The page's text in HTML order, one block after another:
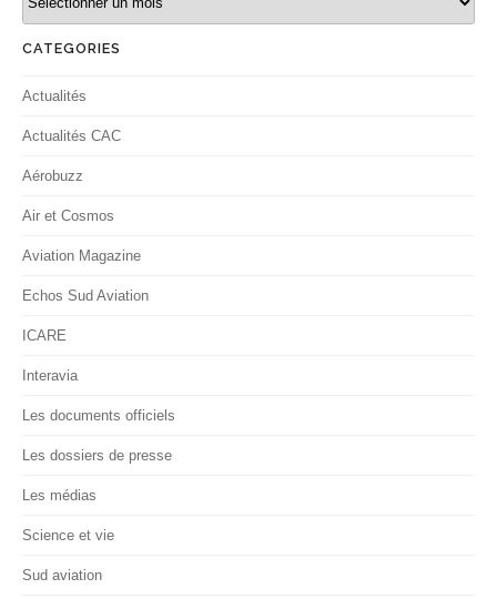
CATEGORIES
Actualités
Actualités CAC
Aérobuzz
Air et Cosmos
Aviation Magazine
Echos Sud Aviation
ICARE
Interavia
Les documents officiels
Les dossiers de presse
Les médias
Science et vie
Sud aviation